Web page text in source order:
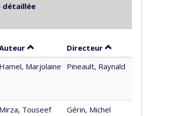
détaillée
Trier par auteur en ordre décroissant
Directeur par contributeur
Hamel, Marjolaine Pineault, Raynald
Mirza, Touseef Gérin, Michel